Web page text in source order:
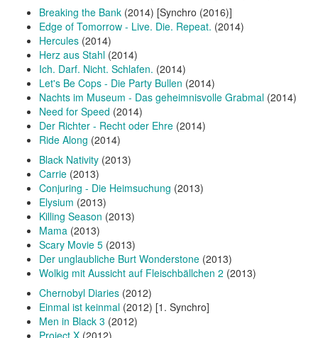
Breaking the Bank (2014) [Synchro (2016)]
Edge of Tomorrow - Live. Die. Repeat. (2014)
Hercules (2014)
Herz aus Stahl (2014)
Ich. Darf. Nicht. Schlafen. (2014)
Let's Be Cops - Die Party Bullen (2014)
Nachts im Museum - Das geheimnisvolle Grabmal (2014)
Need for Speed (2014)
Der Richter - Recht oder Ehre (2014)
Ride Along (2014)
Black Nativity (2013)
Carrie (2013)
Conjuring - Die Heimsuchung (2013)
Elysium (2013)
Killing Season (2013)
Mama (2013)
Scary Movie 5 (2013)
Der unglaubliche Burt Wonderstone (2013)
Wolkig mit Aussicht auf Fleischbällchen 2 (2013)
Chernobyl Diaries (2012)
Einmal ist keinmal (2012) [1. Synchro]
Men in Black 3 (2012)
Project X (2012)